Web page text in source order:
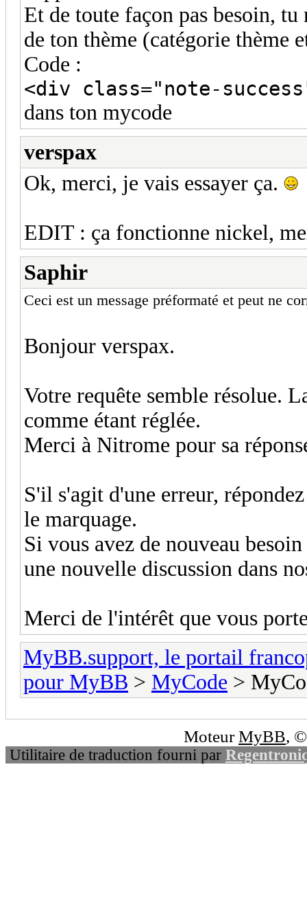
Et de toute façon pas besoin,
de ton thème (catégorie thème
Code :
<div class="note-
dans ton mycode
verspax
Ok, merci, je vais essayer ça.
EDIT : ça fonctionne nickel,
Saphir
Ceci est un message préformaté et peut ne
Bonjour verspax.
Votre requête semble résolue.
comme étant réglée.
Merci à Nitrome pour sa
S'il s'agit d'une erreur,
le marquage.
Si vous avez de nouveau
une nouvelle discussion dans
Merci de l'intérêt que vous
MyBB.support, le portail
pour MyBB > MyCode >
MoteurMyBB,
Utilitaire de traduction fourni par